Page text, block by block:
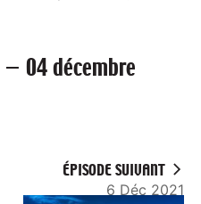
— 04 décembre
ÉPISODE SUIVANT
6 Déc 2021